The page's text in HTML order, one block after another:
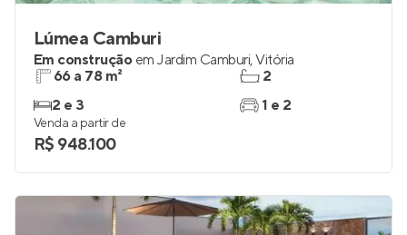
Lúmea Camburi
Em construção em Jardim Camburi,Vitória
66 a 78 m²
2 e 3
2
1 e 2
Venda a partir de
R$ 948.100